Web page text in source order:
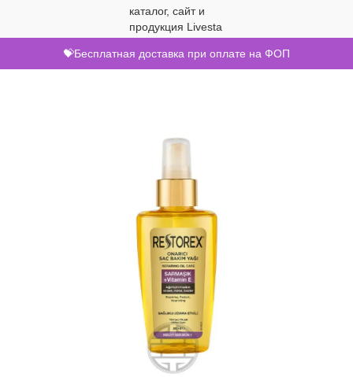
💝Бесплатная доставка при оплате на ФОП